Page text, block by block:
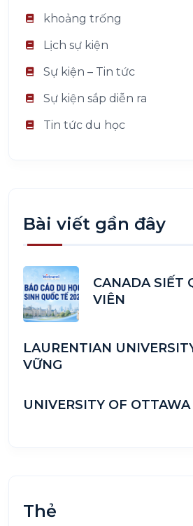
khoảng trống
Lịch sự kiện
Sự kiện – Tin tức
Sự kiện sắp diễn ra
Tin tức du học
Bài viết gần đây
CANADA SIẾT
VIÊN
LAURENTIAN
VỮNG
UNIVERSITY OF
Thẻ